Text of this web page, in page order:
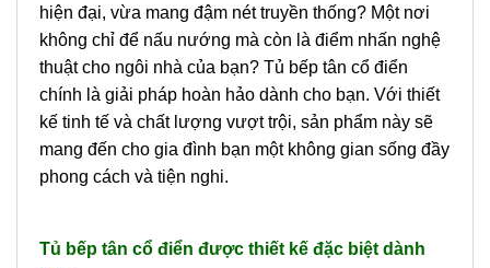
hiện đại, vừa mang đậm nét truyền thống? Một nơi
không chỉ để nấu nướng mà còn là điểm nhấn nghệ
thuật cho ngôi nhà của bạn? Tủ bếp tân cổ điển
chính là giải pháp hoàn hảo dành cho bạn. Với thiết
kế tinh tế và chất lượng vượt trội, sản phẩm này sẽ
mang đến cho gia đình bạn một không gian sống đầy
phong cách và tiện nghi.
Tủ bếp tân cổ điển được thiết kế đặc biệt dành